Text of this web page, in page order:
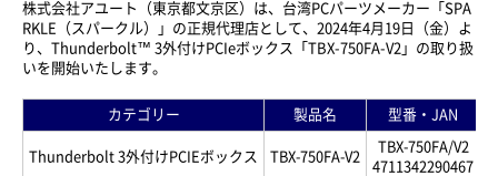
株式会社アユート（東京都文京区）は、台湾PCパーツメーカー「SPA
RKLE（スパークル）」の正規代理店として、2024年4月19日（金）よ
り、Thunderbolt™ 3外付けPCIeボックス「TBX-750FA-V2」の取り扱
いを開始いたします。
カテゴリー 製品名 型番・JAN
Thunderbolt 3外付けPCIEボックス TBX-750FA-V2
TBX-750FA/V2
4711342290467